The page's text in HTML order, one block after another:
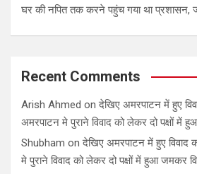
घर की नपित तक करने पहुंच गया था प्रशासन,
Recent Comments
Arish Ahmed onदेखिए अमरपाटन में हुए
अमरपाटन मे पुराने विवाद को लेकर दो पक्षों में
Shubham onदेखिए अमरपाटन में हुए विवाद
मे पुराने विवाद को लेकर दो पक्षों में हुआ जमकर